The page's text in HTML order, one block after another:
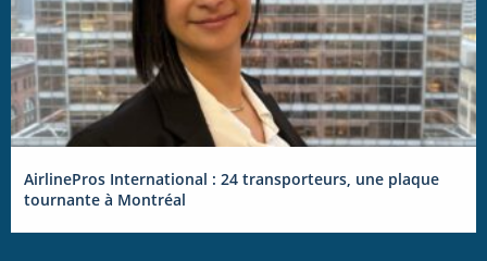
AirlinePros International : 24 transporteurs, une plaque
tournante à Montréal